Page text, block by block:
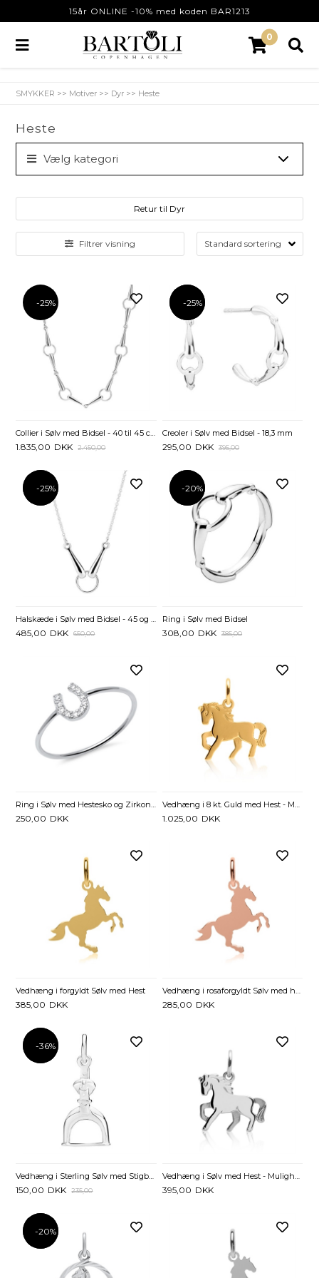
15år ONLINE -10% med koden BAR1213
0
SMYKKER >> Motiver >> Dyr >> Heste
Heste
Vælg kategori
Filtrer visning
Retur til Dyr
-25%
Collier i Sølv med Bidsel - 40 til 45 cm
1.835,00 DKK 2.450,00
-25%
-25%
Creoler i Sølv med Bidsel - 18,3 mm
295,00 DKK 395,00
-25%
-25%
485,00 DKK 650,00
-20%
-20%
Ring i Sølv med Bidsel
308,00 DKK 385,00
Ring i Sølv med Hestesko og Zirkoniasten
250,00 DKK
Vedhæng i 8 kt. Guld med Hest - Mulighed for gravering
1.025,00 DKK
Vedhæng i forgyldt Sølv med Hest
385,00 DKK 285,00 DKK
-36%
-36%
Vedhæng i Sterling Sølv med Stigbøjle – 12 x 22 mm
150,00 DKK 235,00
Vedhæng i Sølv med Hest - Mulighed gravering
395,00 DKK
-20%
-20%